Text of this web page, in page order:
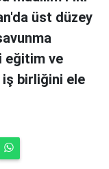
üst düzey
eğitim ve
birliğini ele